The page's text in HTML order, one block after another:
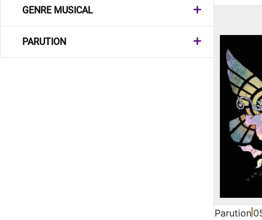
GENRE MUSICAL
PARUTION
Parution